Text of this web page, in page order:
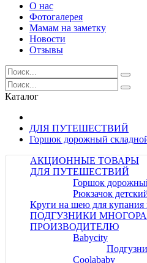
О нас
Фотогалерея
Мамам на заметку
Новости
Отзывы
Каталог
ДЛЯ ПУТЕШЕСТВИЙ
Горшок дорожный
АКЦИОННЫЕ ТОВАРЫ
ДЛЯ ПУТЕШЕСТВИЙ
Горшок
Рюкзачок
Круги на шею для купания
ПОДГУЗНИКИ
ПРОИЗВОДИТЕЛЮ
Babycity
Coolababy